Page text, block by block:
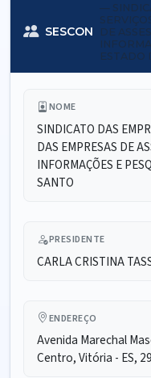
SESCON
—
DE
ESTADO
NOME
SINDICATO DAS
DAS EMPRESAS DE
INFORMAÇÕES E
SANTO
PRESIDENTE
CARLA CRISTINA
ENDEREÇO
Avenida Marechal
Centro, Vitória - ES,